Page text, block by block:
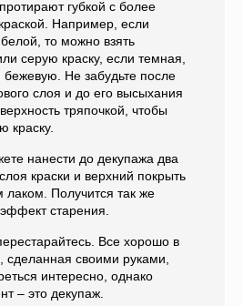
губкой с более
Например, если
то можно взять
серую краску, если темная,
Не забудьте после
слоя и до его высыхания
тряпочкой, чтобы
краску.
нанести до декупажа два
краски и верхний покрыть
лаком. Получится так же
старения.
Все хорошо в
сделанная своими руками,
интересно, однако
– это декупаж.